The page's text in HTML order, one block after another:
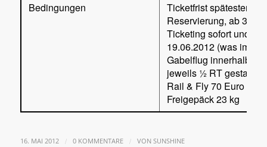
Bedingungen
Ticketfrist spätestens 3
Reservierung, ab 3
Ticketing sofort und/
19.06.2012 (was
Gabelflug innerhalb
jeweils ½ RT gestattet
Rail & Fly 70 Euro
Freigepäck 23 kg
16. MAI 2012 / 0 KOMMENTARE / VON SUNSHINE